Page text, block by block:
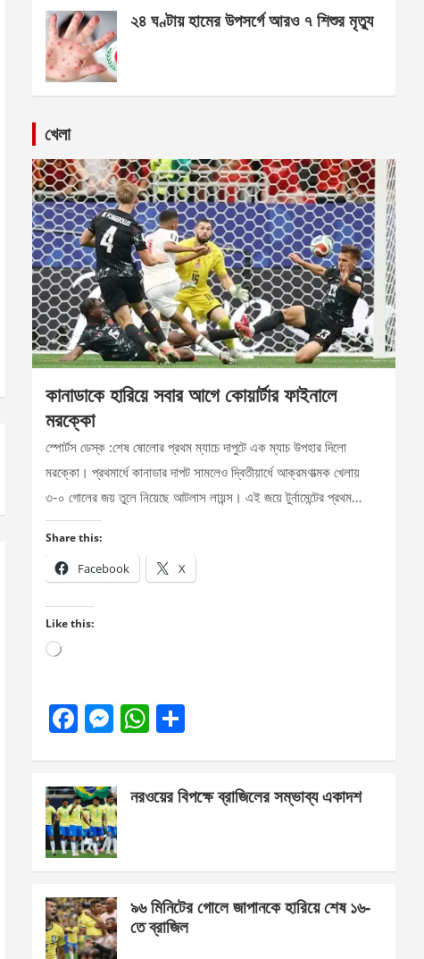
২৪ ঘণ্টায় হামের উপসর্গে আরও ৭ শিশুর মৃত্যু
খেলা
কানাডাকে হারিয়ে সবার আগে কোয়ার্টার ফাইনালে
মরক্কো
স্পোর্টস ডেস্ক :শেষ ষোলোর প্রথম ম্যাচে দাপুটে এক ম্যাচ উপহার দিলো
মরক্কো। প্রথমার্ধে কানাডার দাপট সামলেও দ্বিতীয়ার্ধে আক্রমণাত্মক খেলায়
৩-০ গোলের জয় তুলে নিয়েছে আটলাস লায়ন্স। এই জয়ে টুর্নামেন্টের প্রথম…
Share this:
Facebook X
Like this:
Loading…
F
b
o
o
k
M
n
g
er
W
s
p
e
নরওয়ের বিপক্ষে ব্রাজিলের সম্ভাব্য একাদশ
৯৬ মিনিটের গোলে জাপানকে হারিয়ে শেষ ১৬-
তে ব্রাজিল